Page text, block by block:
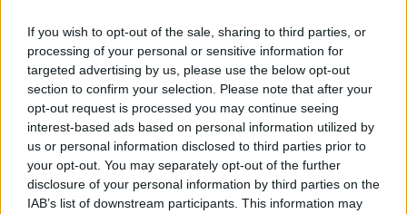
If you wish to opt-out of the sale, sharing to third parties, or
processing of your personal or sensitive information for
targeted advertising by us, please use the below opt-out
section to confirm your selection. Please note that after your
opt-out request is processed you may continue seeing
interest-based ads based on personal information utilized by
us or personal information disclosed to third parties prior to
your opt-out. You may separately opt-out of the further
disclosure of your personal information by third parties on the
IAB’s list of downstream participants. This information may
LEGFRISSEBB